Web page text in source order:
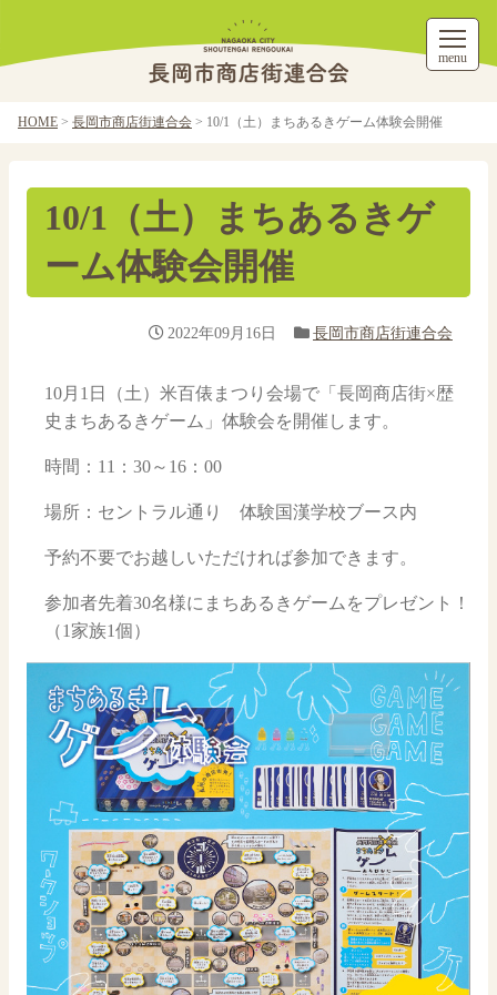
menu
HOME > 長岡市商店街連合会 > 10/1（土）まちあるきゲーム体験会開催
10/1（土）まちあるきゲ
ーム体験会開催
2022年09月16日 長岡市商店街連合会
10月1日（土）米百俵まつり会場で「長岡商店街×歴
史まちあるきゲーム」体験会を開催します。
時間：11：30～16：00
場所：セントラル通り 体験国漢学校ブース内
予約不要でお越しいただければ参加できます。
参加者先着30名様にまちあるきゲームをプレゼント！
（1家族1個）